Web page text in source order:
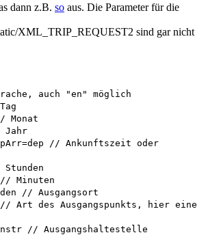
dann z.B. so aus. Die Parameter für die
XML_TRIP_REQUEST2 sind gar nicht
auch "en" möglich
Monat
Jahr
// Ankunftszeit oder
// Minuten
// Ausgangsort
Art des Ausgangspunkts, hier eine
// Ausgangshaltestelle